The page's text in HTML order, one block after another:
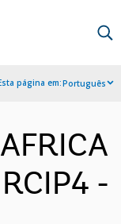
página em:Português
-